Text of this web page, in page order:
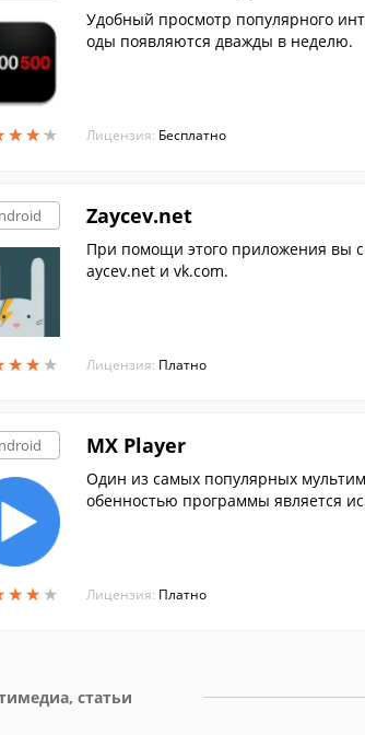
★★★
★★★
Удобный просмотр популярного
оды появляются дважды в неделю.
Лицензия: Бесплатно
★★ ★
★★ ★
Zaycev.net
При помощи этого приложения вы
aycev.net и vk.com.
Лицензия: Платно
★★ ★
★★ ★
MX Player
Один из самых популярных
обенностью программы является
Лицензия: Платно
статьи